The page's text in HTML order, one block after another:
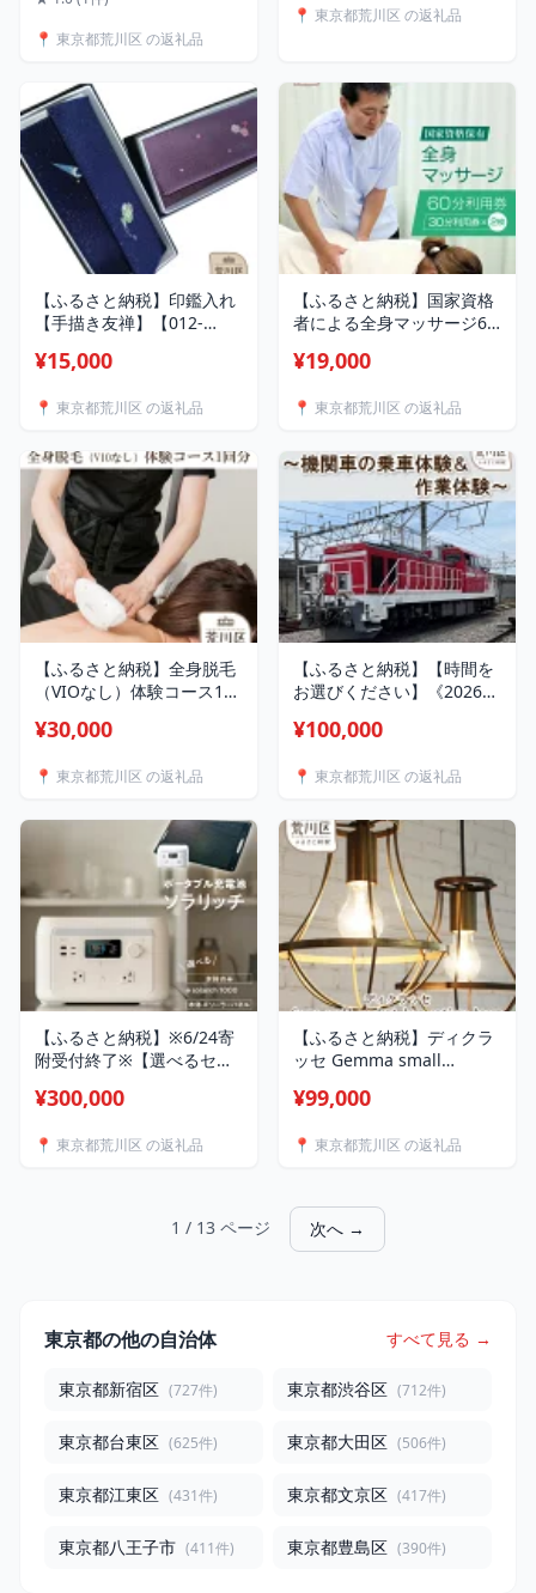
ピンクゴールド アクセサリ
職人 ギフト プレゼント お
しゃれ
📍 東京都荒川区 の返礼品
📍 東京都荒川区 の返礼品
【ふるさと納税】印鑑入れ
【手描き友禅】【012-
¥15,000
📍 東京都荒川区 の返礼品
【ふるさと納税】国家資格
者による全身マッサージ60
【044-001】
¥19,000
📍 東京都荒川区 の返礼品
【ふるさと納税】全身脱毛
（VIOなし）体験コース1回
¥30,000
📍 東京都荒川区 の返礼品
【ふるさと納税】【時間を
お選びください】《2026年
車体験＆作業体験
¥100,000
📍 東京都荒川区 の返礼品
【ふるさと納税】※6/24寄
附受付終了※【選べるセッ
solarich(ソラリッチ)
¥300,000
📍 東京都荒川区 の返礼品
【ふるさと納税】ディクラ
ッセ Gemma small
brown【067-001】
¥99,000
📍 東京都荒川区 の返礼品
1 / 13 ページ 次へ →
東京都の他の自治体 すべて見る →
東京都新宿区 (727件) 東京都渋谷区 (712件)
東京都台東区 (625件) 東京都大田区 (506件)
東京都江東区 (431件) 東京都文京区 (417件)
東京都八王子市 (411件) 東京都豊島区 (390件)